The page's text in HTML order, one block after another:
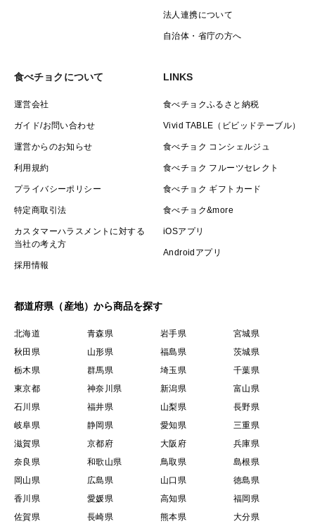
法人連携について
自治体・省庁の方へ
食べチョクについて
運営会社
ガイド/お問い合わせ
運営からのお知らせ
利用規約
プライバシーポリシー
特定商取引法
カスタマーハラスメントに対する
当社の考え方
採用情報
LINKS
食べチョクふるさと納税
Vivid TABLE（ビビッドテーブル）
食べチョク コンシェルジュ
食べチョク フルーツセレクト
食べチョク ギフトカード
食べチョク&more
iOSアプリ
Androidアプリ
都道府県（産地）から商品を探す
北海道 青森県 岩手県
宮城県
秋田県
山形県 福島県
茨城県
栃木県
群馬県 埼玉県
千葉県
東京都
神奈川県 新潟県
富山県
石川県
福井県 山梨県
長野県
岐阜県
静岡県 愛知県
三重県
滋賀県
京都府 大阪府
兵庫県
奈良県
和歌山県 鳥取県
島根県
岡山県
広島県 山口県
徳島県
香川県
愛媛県 高知県
福岡県
佐賀県
長崎県 熊本県 大分県